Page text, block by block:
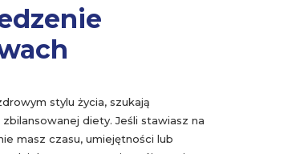
stylu życia, szukają
diety. Jeśli stawiasz na
masz czasu, umiejętności lub